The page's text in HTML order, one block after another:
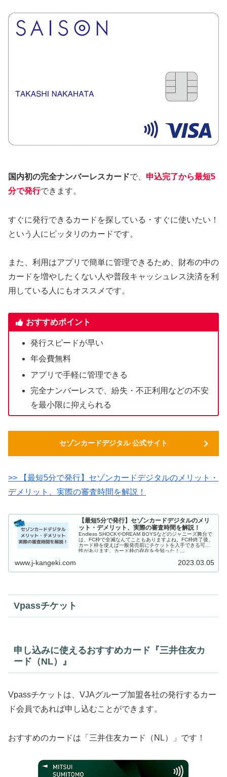
国内初の完全ナンバーレスカードで、 申込完了から最短5
分で発行できます。
すぐに発行できるカードを探している・すぐに使いたい！
という人にピッタリのカードです。
また、利用はアプリで簡単に管理できるため、財布の中の
カードを増やしたくない人や普段キャッシュレス決済を利
用している人にもオススメです。
おすすめポイント
発行スピードが早い
年会費無料
アプリで手軽に管理できる
完全ナンバーレスで、紛失・不正利用などの不安
を最小限に抑えられる
セゾンカードデジタル 公式サイト
>> 【最短5分で発行】セゾンカードデジタルのメリット・
デメリット、実際の審査時間を解説！
【最短5分で発行】セゾンカードデジタルのメリ
ット・デメリット、実際の審査時間を解説！
Endless SHOCKやDREAM BOYSなどのジャニーズ舞台で
は、FC枠で全滅なんてこともありますよね。FC枠終了後、
カード枠を使えば一般発売前にチケットを入手できる可能
性があります。カード枠の存在を今知った！...
www.j-kangeki.com 2023.03.05
Vpassチケット
申し込みに使えるおすすめカード『三井住友カ
ード（NL）』
Vpassチケットは、VJAグループ加盟各社の発行するカー
ド会員であれば申し込むことができます。
おすすめのカードは「三井住友カード（NL）」です！